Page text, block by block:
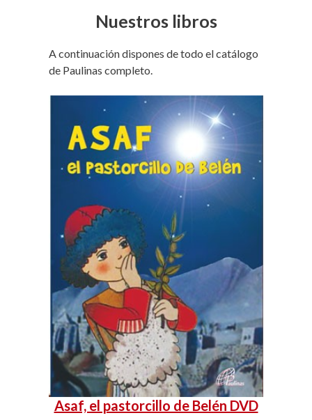
Nuestros libros
A continuación dispones de todo el catálogo
de Paulinas completo.
Asaf, el pastorcillo de Belén DVD